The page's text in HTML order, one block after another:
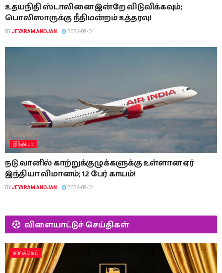
உதயநிதி ஸ்டாலினை இன்றே விடுவிக்கவும்;
பொலிஸாருக்கு நீதிமன்றம் உத்தரவு!
BYJEYARAM ANOJAN 2026-08-04
இந்தியா
நடு வானில் காற்றுக்குழுக்களுக்கு உள்ளான ஏர்
இந்தியா விமானம்; 12 பேர் காயம்!
BYJEYARAM ANOJAN 2026-08-04
விளையாட்டுச் செய்திகள்
கிரிக்கெட்